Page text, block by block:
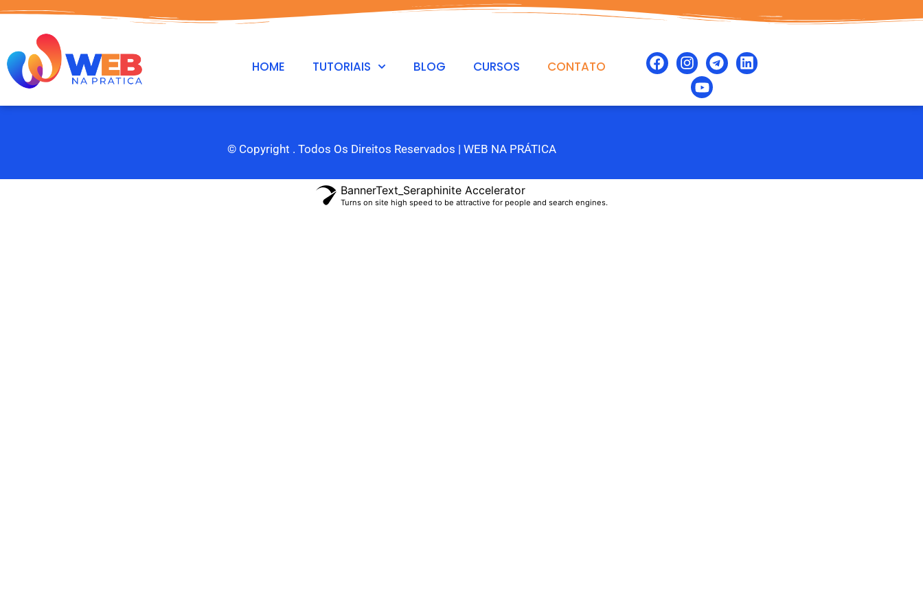
HOME TUTORIAIS BLOG CURSOS CONTATO
© Copyright . Todos Os Direitos Reservados | WEB NA PRÁTICA
BannerText_Seraphinite Accelerator
Turns on site high speed to be attractive for people and search engines.